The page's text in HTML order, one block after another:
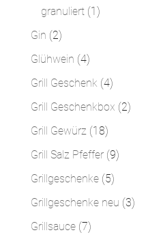
granuliert 11
Gin 22
Produkte
Glühwein 44
Produkte
Grill Geschenk 44
Produkte
Grill Geschenkbox 22
Grill Gewürz 1818
Produkte
Grill Salz Pfeffer 99
Grillgeschenke 55
Produkte
Grillgeschenke neu 33
Grillsauce 77